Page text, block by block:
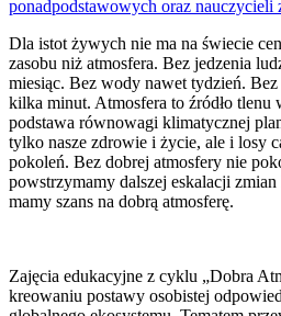
Dla istot żywych nie ma na świecie
zasobu niż atmosfera. Bez jedzenia
miesiąc. Bez wody nawet tydzień.
kilka minut. Atmosfera to źródło tlenu
podstawa równowagi klimatycznej
tylko nasze zdrowie i życie, ale i losy
pokoleń. Bez dobrej atmosfery nie
powstrzymamy dalszej eskalacji
mamy szans na dobrą atmosferę.
Zajęcia edukacyjne z cyklu „Dobra
kreowaniu postawy osobistej